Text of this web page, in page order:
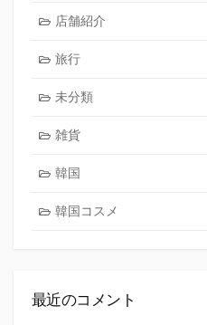
店舗紹介
旅行
未分類
雑貨
韓国
韓国コスメ
最近のコメント